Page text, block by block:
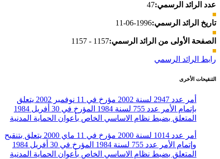
عدد الرائد الرسمي:47
تاريخ الرائد الرسمي:1996-06-11
الصفحة الأولى من الرائد الرسمي:1157 - 1157
رابط الرائد الرسمي
التنقيحات الأخرى
أمر عدد 2947 لسنة 2002 مؤرخ في 11 نوفمبر 2002 يتعلق
بإتمام الأمر عدد 755 لسنة 1984 المؤرخ في 30 أفريل 1984
المتعلق بضبط نظام الاساسي الخاص بأعوان الحماية المدنية
أمر عدد 1014 لسنة 2000 مؤرخ في 11 ماي 2000 يتعلق بتنقيح
وإتمام الأمر عدد 755 لسنة 1984 المؤرخ في 30 أفريل 1984
المتعلق بضبط نظام الاساسي الخاص بأعوان الحماية المدنية